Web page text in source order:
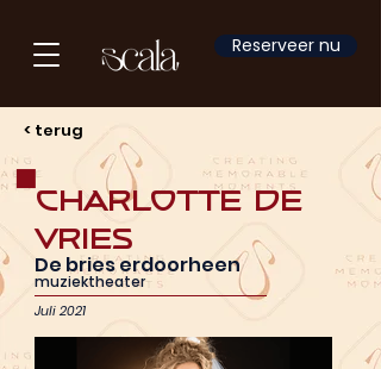
Reserveer nu
< terug
Charlotte de
Vries
De bries erdoorheen
muziektheater
Juli 2021